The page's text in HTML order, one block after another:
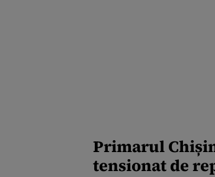
Primarul
tensionat de